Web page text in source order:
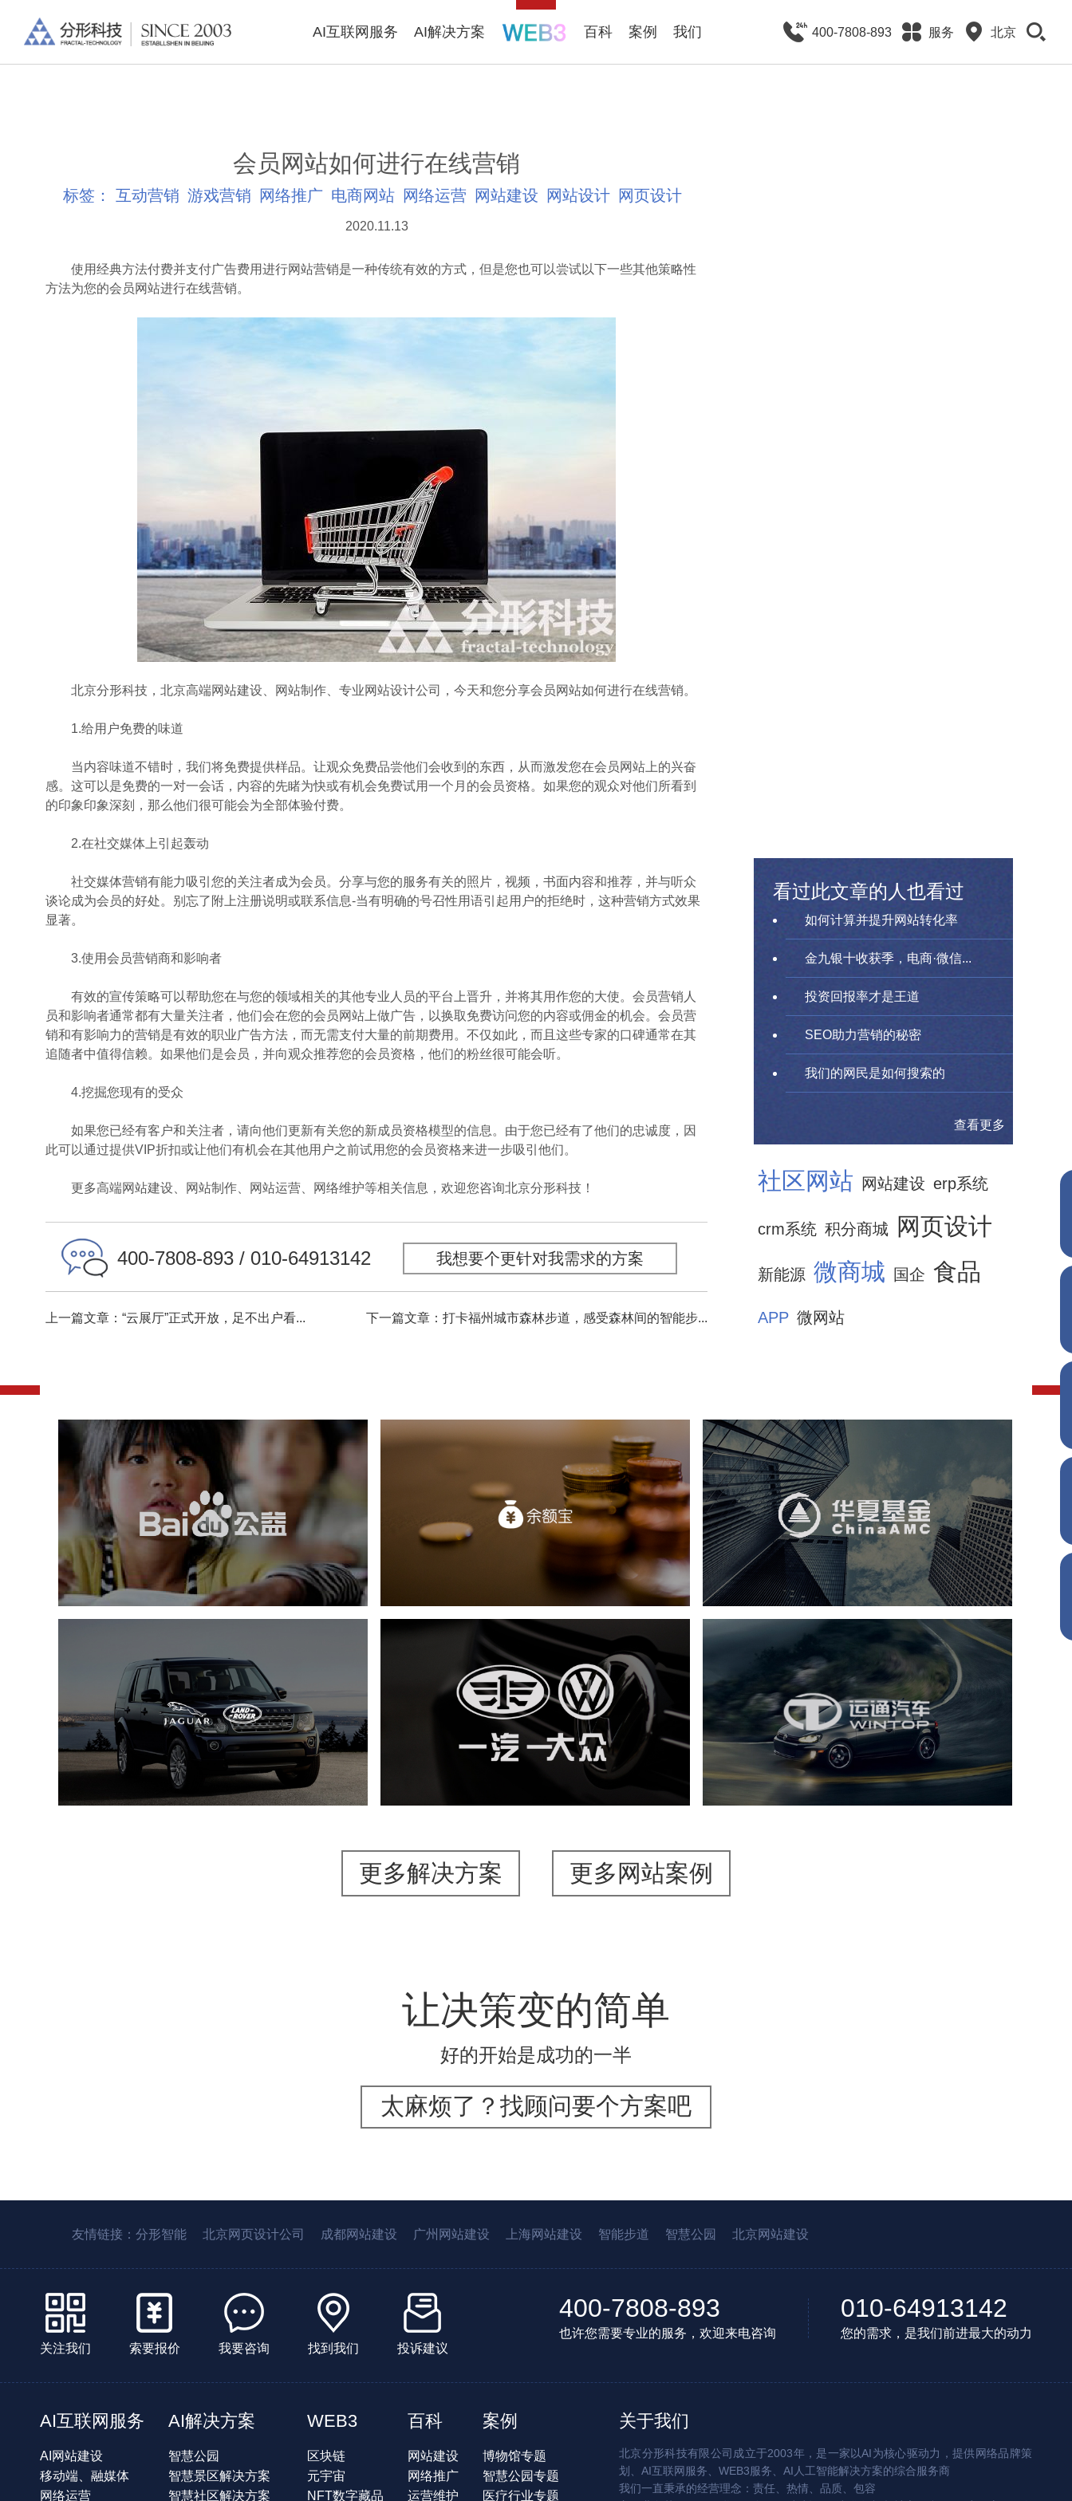
AI互联网服务 AI解决方案 百科 案例 我们 400-7808-893 服务 北京
会员网站如何进行在线营销
标签： 互动营销 游戏营销 网络推广 电商网站 网络运营 网站建设 网站设计 网页设计
2020.11.13
使用经典方法付费并支付广告费用进行网站营销是一种传统有效的方式，但是您也可以尝试以下一些其他策略性
方法为您的会员网站进行在线营销。
北京分形科技，北京高端网站建设、网站制作、专业网站设计公司，今天和您分享会员网站如何进行在线营销。
1.给用户免费的味道
当内容味道不错时，我们将免费提供样品。让观众免费品尝他们会收到的东西，从而激发您在会员网站上的兴奋
感。这可以是免费的一对一会话，内容的先睹为快或有机会免费试用一个月的会员资格。如果您的观众对他们所看到
的印象印象深刻，那么他们很可能会为全部体验付费。
2.在社交媒体上引起轰动
社交媒体营销有能力吸引您的关注者成为会员。分享与您的服务有关的照片，视频，书面内容和推荐，并与听众
谈论成为会员的好处。别忘了附上注册说明或联系信息-当有明确的号召性用语引起用户的拒绝时，这种营销方式效果
显著。
3.使用会员营销商和影响者
有效的宣传策略可以帮助您在与您的领域相关的其他专业人员的平台上晋升，并将其用作您的大使。会员营销人
员和影响者通常都有大量关注者，他们会在您的会员网站上做广告，以换取免费访问您的内容或佣金的机会。会员营
销和有影响力的营销是有效的职业广告方法，而无需支付大量的前期费用。不仅如此，而且这些专家的口碑通常在其
追随者中值得信赖。如果他们是会员，并向观众推荐您的会员资格，他们的粉丝很可能会听。
4.挖掘您现有的受众
如果您已经有客户和关注者，请向他们更新有关您的新成员资格模型的信息。由于您已经有了他们的忠诚度，因
此可以通过提供VIP折扣或让他们有机会在其他用户之前试用您的会员资格来进一步吸引他们。
更多高端网站建设、网站制作、网站运营、网络维护等相关信息，欢迎您咨询北京分形科技！
400-7808-893 / 010-64913142 我想要个更针对我需求的方案
上一篇文章：“云展厅”正式开放，足不出户看... 下一篇文章：打卡福州城市森林步道，感受森林间的智能步...
看过此文章的人也看过
如何计算并提升网站转化率
金九银十收获季，电商·微信...
投资回报率才是王道
SEO助力营销的秘密
我们的网民是如何搜索的
查看更多
社区网站 网站建设 erp系统
crm系统 积分商城 网页设计
新能源 微商城 国企 食品
APP 微网站
百度
软件科技 IT平台整体解决方案
APP
互动营销
天弘基金(余额宝)
金融保险 社区网站
移动端网站
华夏基金
金融保险 基金 社区网站
网页设计
业务系统
互动营销
捷豹路虎
汽车行业 品牌官网 定制开发
网络运营
互动营销
一汽大众
汽车行业 品牌官网 定制开发
网络运营
游戏营销
运通集团
汽车行业 集团官网
集团网站建设
集团网站建设公司
互动营销
更多解决方案 更多网站案例
让决策变的简单
好的开始是成功的一半
太麻烦了？找顾问要个方案吧
友情链接： 分形智能 北京网页设计公司 成都网站建设 广州网站建设 上海网站建设 智能步道 智慧公园 北京网站建设
关注我们 索要报价 我要咨询 找到我们 投诉建议
400-7808-893
也许您需要专业的服务，欢迎来电咨询
010-64913142
您的需求，是我们前进最大的动力
AI互联网服务
AI网站建设
移动端、融媒体
网络运营
AI解决方案
智慧公园
智慧景区解决方案
智慧社区解决方案
WEB3
区块链
元宇宙
NFT数字藏品
百科
网站建设
网络推广
运营维护
案例
博物馆专题
智慧公园专题
医疗行业专题
关于我们
北京分形科技有限公司成立于2003年，是一家以AI为核心驱动力，提供网络品牌策
划、AI互联网服务、WEB3服务、AI人工智能解决方案的综合服务商
我们一直秉承的经营理念：责任、热情、品质、包容